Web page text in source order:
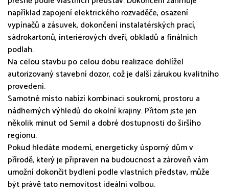
například zapojení elektrického rozvaděče, osazení
vypínačů a zásuvek, dokončení instalatérských prací,
sádrokartonů, interiérových dveří, obkladů a finálních
podlah.
Na celou stavbu po celou dobu realizace dohlížel
autorizovaný stavební dozor, což je další zárukou kvalitního
provedení.
Samotné místo nabízí kombinaci soukromí, prostoru a
nádherných výhledů do okolní krajiny. Přitom jste jen
několik minut od Semil a dobré dostupnosti do širšího
regionu.
Pokud hledáte moderní, energeticky úsporný dům v
přírodě, který je připraven na budoucnost a zároveň vám
umožní dokončit bydlení podle vlastních představ, může
být právě tato nemovitost ideální volbou.